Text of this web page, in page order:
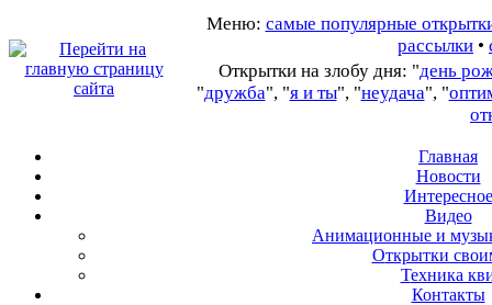
Меню: самые популярные
рассылки •
Открытки на злобу дня: "день
"дружба", "я и ты", "неудача", "
Главная
Новости
Интересное
Видео
Анимационные и
Открытки
Техника
Контакты